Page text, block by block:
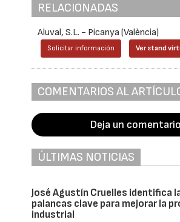
RELACIONADAS
Aluval, S.L. - Picanya (València)
Solicitar información Ver stand
COMENTARIOS AL
Deja un comentario
ÚLTIMAS NOTICIAS
José Agustín Cruelles identifica
palancas clave para mejorar la
industrial